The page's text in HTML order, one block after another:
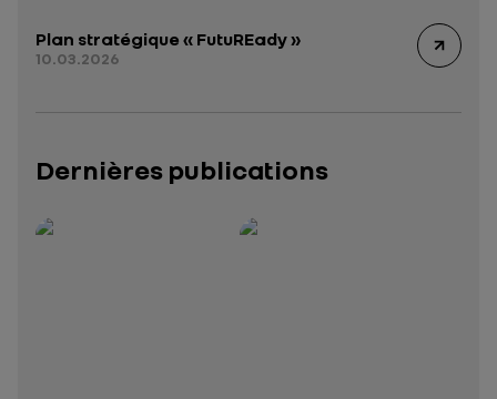
Plan stratégique « FutuREady »
10.03.2026
Dernières publications
Rapport intégré 2025 – 2026— données structurées (JSON)
Présentation institutionnelle 2026